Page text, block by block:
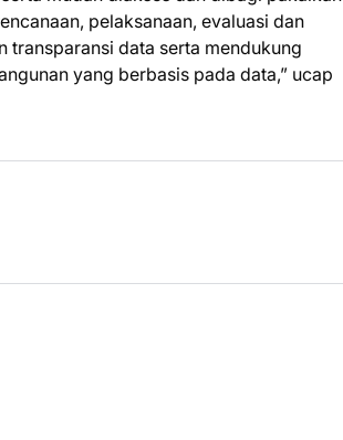
pelaksanaan, evaluasi dan
transparansi data serta mendukung
yang berbasis pada data,” ucap